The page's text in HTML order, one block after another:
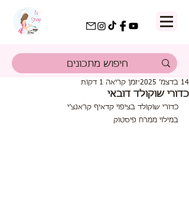
כדורי שוקולד דובאי
14 בדצמ׳ 2025 זמן קריאה 1 דקות
כדורי שוקולד בציפוי קדאיף קראנצ׳י
במילוי ממרח פיסטוק